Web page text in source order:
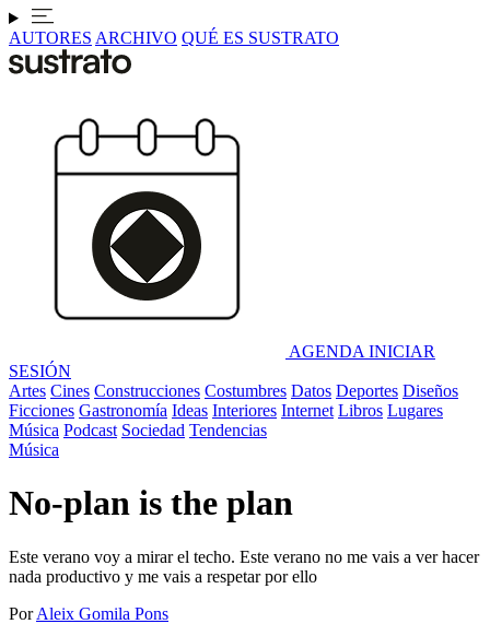
AUTORES ARCHIVO QUÉ ES SUSTRATO
AGENDA INICIAR
SESIÓN
Artes Cines Construcciones Costumbres Datos Deportes Diseños
Ficciones Gastronomía Ideas Interiores Internet Libros Lugares
Música Podcast Sociedad Tendencias
Música
No-plan is the plan
Este verano voy a mirar el techo. Este verano no me vais a ver hacer
nada productivo y me vais a respetar por ello
Por Aleix Gomila Pons